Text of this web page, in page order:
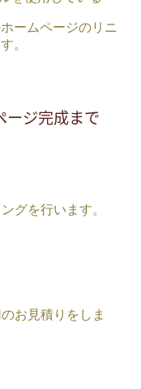
ームページのリニ
。
ージ完成まで
グを行います。
お見積りをしま